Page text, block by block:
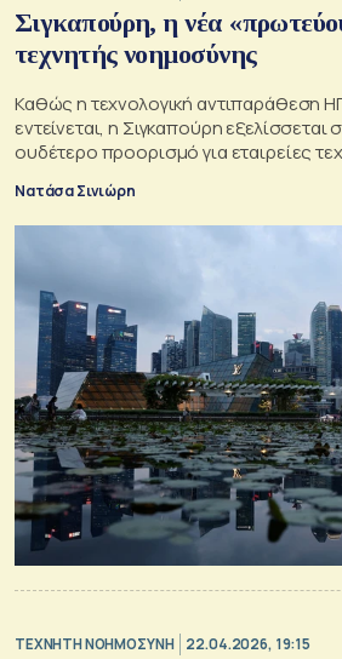
Σιγκαπούρη, η νέα
τεχνητής νοημοσύνης
Καθώς η τεχνολογική αντιπαράθεση
εντείνεται, η Σιγκαπούρη
ουδέτερο προορισμό για εταιρείες
Νατάσα Σινιώρη
TΕΧΝΗΤΗ ΝΟΗΜΟΣΥΝΗ 22.04.2026, 19:15